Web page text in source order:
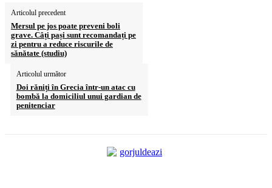
Articolul precedent
Mersul pe jos poate preveni boli
grave. Câți pași sunt recomandați pe
zi pentru a reduce riscurile de
sănătate (studiu)
Articolul următor
Doi răniți în Grecia într-un atac cu
bombă la domiciliul unui gardian de
penitenciar